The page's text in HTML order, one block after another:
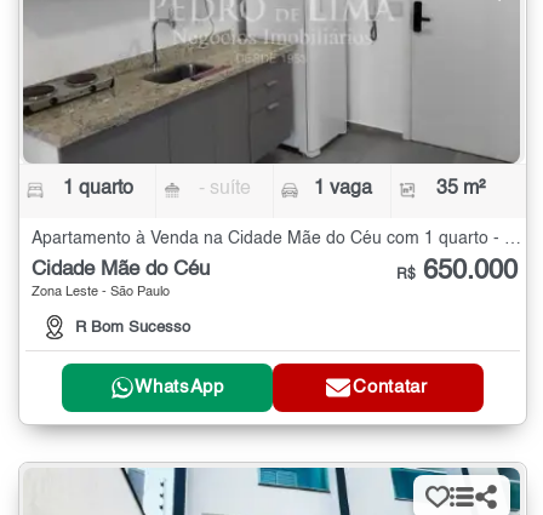
1 quarto - suíte 1 vaga 35 m²
Cidade Mãe do Céu
Zona Leste - São Paulo
R Bom Sucesso
R$ 650.000
WhatsApp Contatar